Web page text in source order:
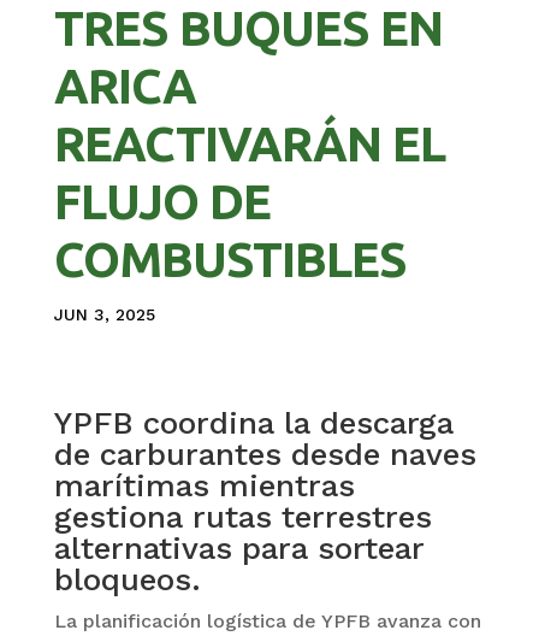
TRES BUQUES EN
ARICA
REACTIVARÁN EL
FLUJO DE
COMBUSTIBLES
JUN 3, 2025
YPFB coordina la descarga
de carburantes desde naves
marítimas mientras
gestiona rutas terrestres
alternativas para sortear
bloqueos.
La planificación logística de YPFB avanza con